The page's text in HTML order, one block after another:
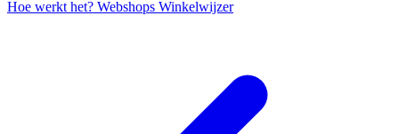
Hoe werkt het? Webshops Winkelwijzer